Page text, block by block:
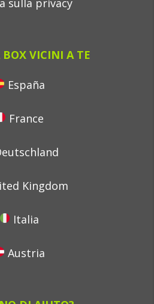
sulla privacy
BOX VICINI A TE
España
France
Kingdom
Italia
Austria